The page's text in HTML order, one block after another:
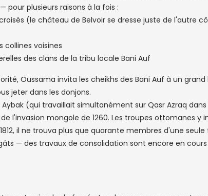
plusieurs raisons à la fois :
(le château de Belvoir se dresse juste de l'autre
collines voisines
des clans de la tribu locale Bani Auf
Oussama invita les cheikhs des Bani Auf à un
jeter dans les donjons.
(qui travaillait simultanément sur Qasr Azraq
l'invasion mongole de 1260. Les troupes ottomanes y
il ne trouva plus que quarante membres d'une
— des travaux de consolidation sont encore en cours